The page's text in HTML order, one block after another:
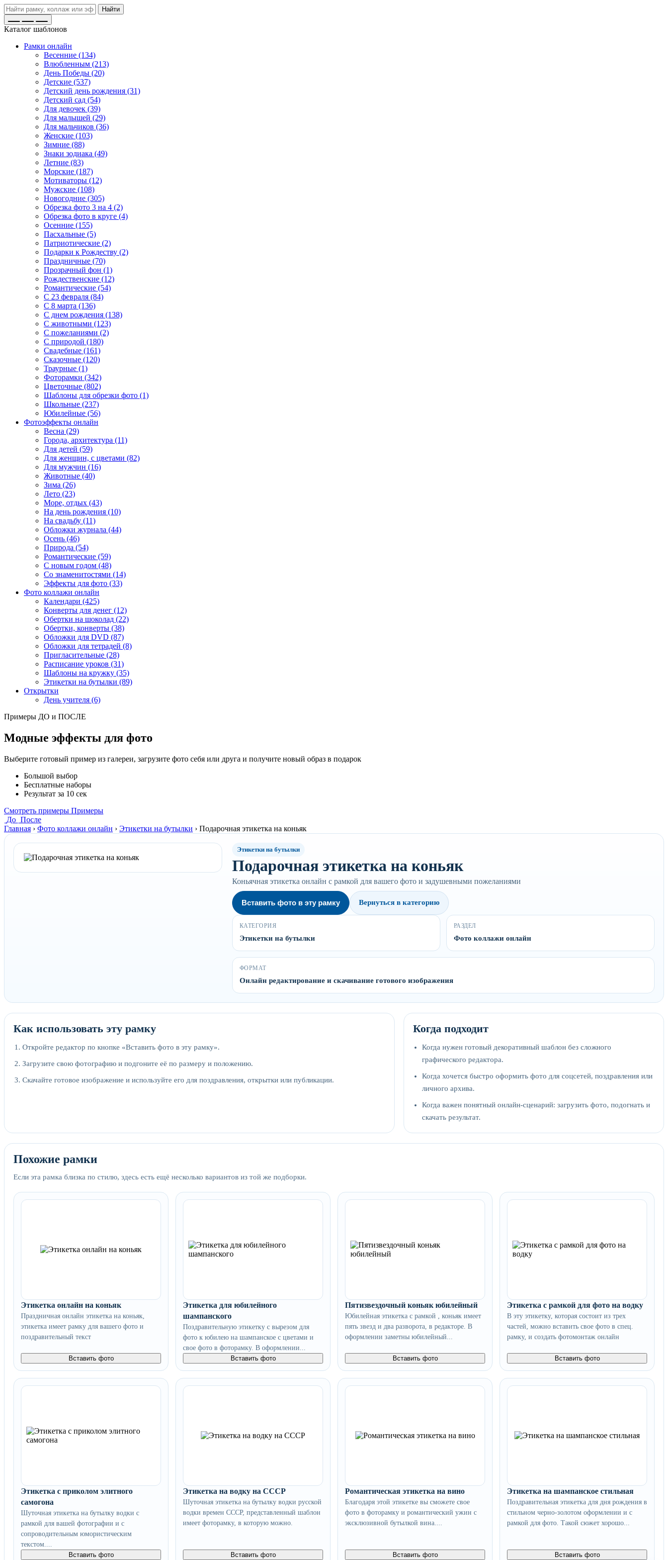
Найти
Каталог шаблонов
Рамки онлайн
Весенние (134)
Влюбленным (213)
День Победы (20)
Детские (537)
Детский день рождения (31)
Детский сад (54)
Для девочек (39)
Для малышей (29)
Для мальчиков (36)
Женские (103)
Зимние (88)
Знаки зодиака (49)
Летние (83)
Морские (187)
Мотиваторы (12)
Мужские (108)
Новогодние (305)
Обрезка фото 3 на 4 (2)
Обрезка фото в круге (4)
Осенние (155)
Пасхальные (5)
Патриотические (2)
Подарки к Рождеству (2)
Праздничные (70)
Прозрачный фон (1)
Рождественские (12)
Романтические (54)
С 23 февраля (84)
С 8 марта (136)
С днем рождения (138)
С животными (123)
С пожеланиями (2)
С природой (180)
Свадебные (161)
Сказочные (120)
Траурные (1)
Фоторамки (342)
Цветочные (802)
Шаблоны для обрезки фото (1)
Школьные (237)
Юбилейные (56)
Фотоэффекты онлайн
Весна (29)
Города, архитектура (11)
Для детей (59)
Для женщин, с цветами (82)
Для мужчин (16)
Животные (40)
Зима (26)
Лето (23)
Море, отдых (43)
На день рождения (10)
На свадьбу (11)
Обложки журнала (44)
Осень (46)
Природа (54)
Романтические (59)
С новым годом (48)
Со знаменитостями (14)
Эффекты для фото (33)
Фото коллажи онлайн
Календари (425)
Конверты для денег (12)
Обертки на шоколад (22)
Обертки, конверты (38)
Обложки для DVD (87)
Обложки для тетрадей (8)
Пригласительные (28)
Расписание уроков (31)
Шаблоны на кружку (35)
Этикетки на бутылки (89)
Открытки
День учителя (6)
Примеры ДО и ПОСЛЕ
Модные эффекты для фото
Выберите готовый пример из галереи, загрузите фото себя или друга и получите новый образ в подарок
Большой выбор
Бесплатные наборы
Результат за 10 сек
Смотреть примеры Примеры
До После
Главная › Фото коллажи онлайн › Этикетки на бутылки › Подарочная этикетка на коньяк
Этикетки на бутылки
Подарочная этикетка на коньяк
Коньячная этикетка онлайн с рамкой для вашего фото и задушевными пожеланиями
Вставить фото в эту рамку Вернуться в категорию
КАТЕГОРИЯ
Этикетки на бутылки
РАЗДЕЛ
Фото коллажи онлайн
ФОРМАТ
Онлайн редактирование и скачивание готового изображения
Как использовать эту рамку
Откройте редактор по кнопке «Вставить фото в эту рамку».
Загрузите свою фотографию и подгоните её по размеру и положению.
Скачайте готовое изображение и используйте его для поздравления, открытки или публикации.
Когда подходит
Когда нужен готовый декоративный шаблон без сложного
графического редактора.
Когда хочется быстро оформить фото для соцсетей, поздравления или
личного архива.
Когда важен понятный онлайн-сценарий: загрузить фото, подогнать и
скачать результат.
Похожие рамки
Если эта рамка близка по стилю, здесь есть ещё несколько вариантов из той же подборки.
Этикетка онлайн на коньяк
Праздничная онлайн этикетка на коньяк,
этикетка имеет рамку для вашего фото и
поздравительный текст
Вставить фото
Этикетка для юбилейного
шампанского
Поздравительную этикетку с вырезом для
фото к юбилею на шампанское с цветами и
свое фото в фоторамку. В оформлении...
Вставить фото
Пятизвездочный коньяк юбилейный
Юбилейная этикетка с рамкой , коньяк имеет
пять звезд и два разворота, в редакторе. В
оформлении заметны юбилейный...
Вставить фото
Этикетка с рамкой для фото на водку
В эту этикетку, которая состоит из трех
частей, можно вставить свое фото в спец.
рамку, и создать фотомонтаж онлайн
Вставить фото
Этикетка с приколом элитного
самогона
Шуточная этикетка на бутылку водки с
рамкой для вашей фотографии и с
сопроводительным юмористическим
текстом....
Вставить фото
Этикетка на водку на СССР
Шуточная этикетка на бутылку водки русской
водки времен СССР, представленный шаблон
имеет фоторамку, в которую можно.
Вставить фото
Романтическая этикетка на вино
Благодаря этой этикетке вы сможете свое
фото в фоторамку и романтический ужин с
эксклюзивной бутылкой вина....
Вставить фото
Этикетка на шампанское стильная
Поздравительная этикетка для дня рождения в
стильном черно-золотом оформлении и с
рамкой для фото. Такой сюжет хорошо...
Вставить фото